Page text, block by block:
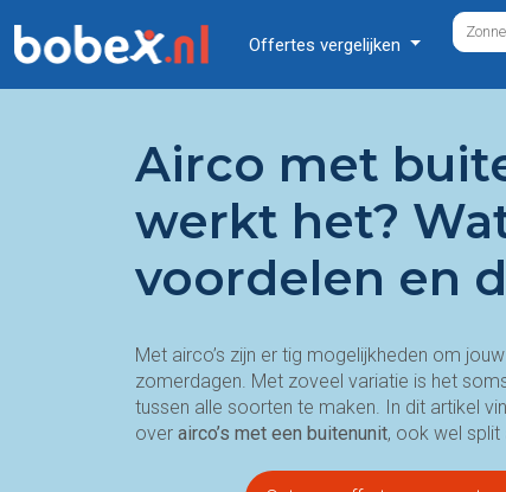
Offertes vergelijken
Airco met
werkt het?
voordelen en
Met airco’s zijn er tig mogelijkheden om
zomerdagen. Met zoveel variatie is het
tussen alle soorten te maken. In dit artikel
over airco’s met een buitenunit, ook wel split